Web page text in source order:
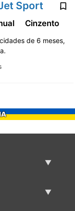
Sport
Cinzento
de 6 meses,